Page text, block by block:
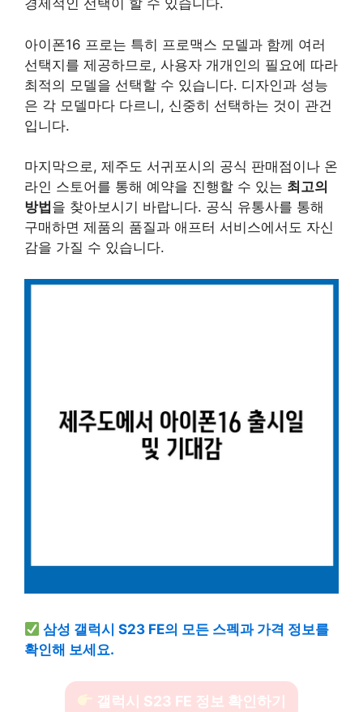
경제적인 선택이 할 수 있습니다.
아이폰16 프로는 특히 프로맥스 모델과 함께 여러
선택지를 제공하므로, 사용자 개개인의 필요에 따라
최적의 모델을 선택할 수 있습니다. 디자인과 성능
은 각 모델마다 다르니, 신중히 선택하는 것이 관건
입니다.
마지막으로, 제주도 서귀포시의 공식 판매점이나 온
라인 스토어를 통해 예약을 진행할 수 있는 최고의
방법 을 찾아보시기 바랍니다. 공식 유통사를 통해
구매하면 제품의 품질과 애프터 서비스에서도 자신
감을 가질 수 있습니다.
삼성 갤럭시 S23 FE의 모든 스펙과 가격 정보를
확인해 보세요.
갤럭시 S23 FE 정보 확인하기